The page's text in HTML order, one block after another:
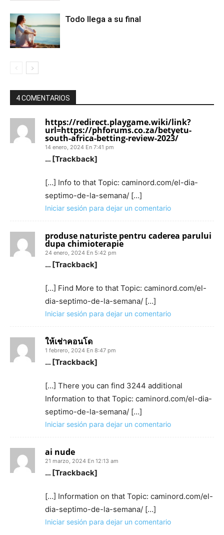
Todo llega a su final
4 COMENTARIOS
https://redirect.playgame.wiki/link?
url=https://phforums.co.za/betyetu-
south-africa-betting-review-2023/
14 enero, 2024 En 7:41 pm
… [Trackback]
[…] Info to that Topic: caminord.com/el-dia-
septimo-de-la-semana/ […]
Iniciar sesión para dejar un comentario
produse naturiste pentru caderea parului
dupa chimioterapie
24 enero, 2024 En 5:42 pm
… [Trackback]
[…] Find More to that Topic: caminord.com/el-
dia-septimo-de-la-semana/ […]
Iniciar sesión para dejar un comentario
ให้เช่าคอนโด
1 febrero, 2024 En 8:47 pm
… [Trackback]
[…] There you can find 3244 additional
Information to that Topic: caminord.com/el-dia-
septimo-de-la-semana/ […]
Iniciar sesión para dejar un comentario
ai nude
21 marzo, 2024 En 12:13 am
… [Trackback]
[…] Information on that Topic: caminord.com/el-
dia-septimo-de-la-semana/ […]
Iniciar sesión para dejar un comentario